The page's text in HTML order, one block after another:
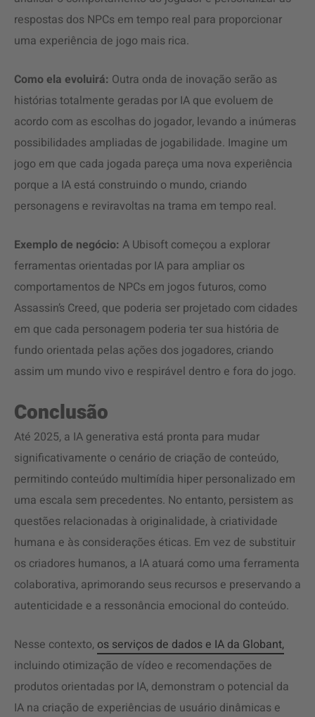
respostas dos NPCs em tempo real para proporcionar
uma experiência de jogo mais rica.
Como ela evoluirá: Outra onda de inovação serão as
histórias totalmente geradas por IA que evoluem de
acordo com as escolhas do jogador, levando a inúmeras
possibilidades ampliadas de jogabilidade. Imagine um
jogo em que cada jogada pareça uma nova experiência
porque a IA está construindo o mundo, criando
personagens e reviravoltas na trama em tempo real.
Exemplo de negócio: A Ubisoft começou a explorar
ferramentas orientadas por IA para ampliar os
comportamentos de NPCs em jogos futuros, como
Assassin’s Creed, que poderia ser projetado com cidades
em que cada personagem poderia ter sua história de
fundo orientada pelas ações dos jogadores, criando
assim um mundo vivo e respirável dentro e fora do jogo.
Conclusão
Até 2025, a IA generativa está pronta para mudar
significativamente o cenário de criação de conteúdo,
permitindo conteúdo multimídia hiper personalizado em
uma escala sem precedentes. No entanto, persistem as
questões relacionadas à originalidade, à criatividade
humana e às considerações éticas. Em vez de substituir
os criadores humanos, a IA atuará como uma ferramenta
colaborativa, aprimorando seus recursos e preservando a
autenticidade e a ressonância emocional do conteúdo.
Nesse contexto, os serviços de dados e IA da Globant,
incluindo otimização de vídeo e recomendações de
produtos orientadas por IA, demonstram o potencial da
IA na criação de experiências de usuário dinâmicas e